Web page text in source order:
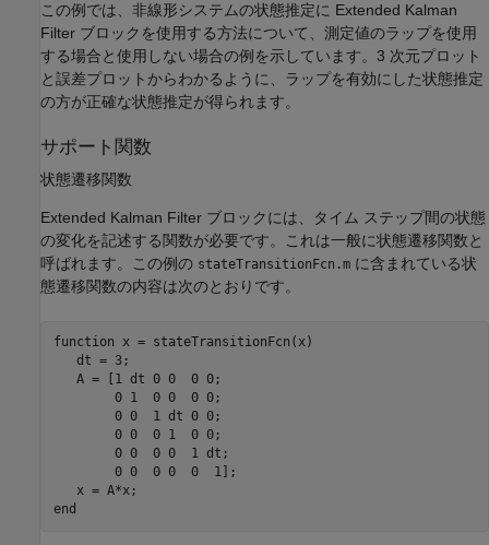
この例では、非線形システムの状態推定に Extended Kalman
Filter ブロックを使用する方法について、測定値のラップを使用
する場合と使用しない場合の例を示しています。3 次元プロット
と誤差プロットからわかるように、ラップを有効にした状態推定
の方が正確な状態推定が得られます。
サポート関数
状態遷移関数
Extended Kalman Filter ブロックには、タイム ステップ間の状態
の変化を記述する関数が必要です。これは一般に状態遷移関数と
呼ばれます。この例の stateTransitionFcn.m に含まれている状
態遷移関数の内容は次のとおりです。
function x = stateTransitionFcn(x)
   dt = 3;
   A = [1 dt 0 0  0 0;
        0 1  0 0  0 0;
        0 0  1 dt 0 0;
        0 0  0 1  0 0;
        0 0  0 0  1 dt;
        0 0  0 0  0  1];
end